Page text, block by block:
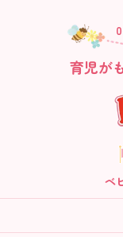
育児が
ベ